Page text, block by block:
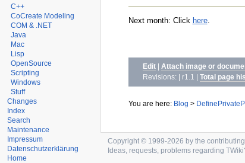
Next month: Click here.
Edit | Attach image or
Revisions: | r1.1 | Total page
You are here: Blog >
C++
CoCreate Modeling
COM & .NET
Java
Mac
Lisp
OpenSource
Scripting
Windows
Stuff
Changes
Index
Search
Maintenance
Impressum
Datenschutzerklärung
Home
Copyright © 1999-2026 by the
Ideas, requests, problems regarding